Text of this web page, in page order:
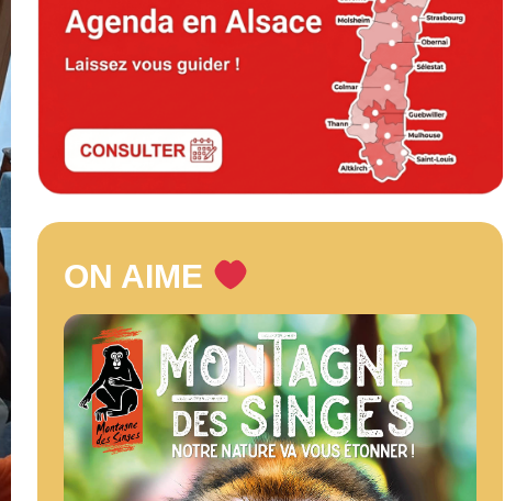
ON AIME